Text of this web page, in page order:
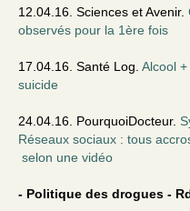
12.04.16. Sciences et Avenir.
observés pour la 1ère fois
17.04.16. Santé Log. Alcool
suicide
24.04.16. PourquoiDocteur.
Réseaux sociaux : tous
selon une vidéo
- Politique des drogues -